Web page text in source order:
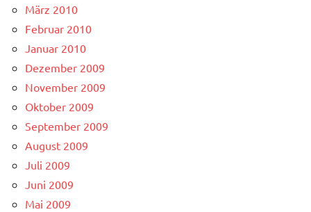
März 2010
Februar 2010
Januar 2010
Dezember 2009
November 2009
Oktober 2009
September 2009
August 2009
Juli 2009
Juni 2009
Mai 2009